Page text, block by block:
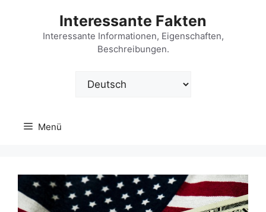
Interessante Fakten
Interessante Informationen, Eigenschaften,
Beschreibungen.
Sprache
auswählen
Menü